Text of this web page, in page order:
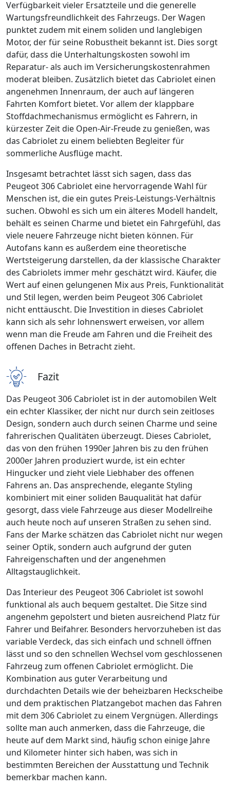
Verfügbarkeit vieler Ersatzteile und die generelle
Wartungsfreundlichkeit des Fahrzeugs. Der Wagen
punktet zudem mit einem soliden und langlebigen
Motor, der für seine Robustheit bekannt ist. Dies sorgt
dafür, dass die Unterhaltungskosten sowohl im
Reparatur- als auch im Versicherungskostenrahmen
moderat bleiben. Zusätzlich bietet das Cabriolet einen
angenehmen Innenraum, der auch auf längeren
Fahrten Komfort bietet. Vor allem der klappbare
Stoffdachmechanismus ermöglicht es Fahrern, in
kürzester Zeit die Open-Air-Freude zu genießen, was
das Cabriolet zu einem beliebten Begleiter für
sommerliche Ausflüge macht.
Insgesamt betrachtet lässt sich sagen, dass das
Peugeot 306 Cabriolet eine hervorragende Wahl für
Menschen ist, die ein gutes Preis-Leistungs-Verhältnis
suchen. Obwohl es sich um ein älteres Modell handelt,
behält es seinen Charme und bietet ein Fahrgefühl, das
viele neuere Fahrzeuge nicht bieten können. Für
Autofans kann es außerdem eine theoretische
Wertsteigerung darstellen, da der klassische Charakter
des Cabriolets immer mehr geschätzt wird. Käufer, die
Wert auf einen gelungenen Mix aus Preis, Funktionalität
und Stil legen, werden beim Peugeot 306 Cabriolet
nicht enttäuscht. Die Investition in dieses Cabriolet
kann sich als sehr lohnenswert erweisen, vor allem
wenn man die Freude am Fahren und die Freiheit des
offenen Daches in Betracht zieht.
Fazit
Das Peugeot 306 Cabriolet ist in der automobilen Welt
ein echter Klassiker, der nicht nur durch sein zeitloses
Design, sondern auch durch seinen Charme und seine
fahrerischen Qualitäten überzeugt. Dieses Cabriolet,
das von den frühen 1990er Jahren bis zu den frühen
2000er Jahren produziert wurde, ist ein echter
Hingucker und zieht viele Liebhaber des offenen
Fahrens an. Das ansprechende, elegante Styling
kombiniert mit einer soliden Bauqualität hat dafür
gesorgt, dass viele Fahrzeuge aus dieser Modellreihe
auch heute noch auf unseren Straßen zu sehen sind.
Fans der Marke schätzen das Cabriolet nicht nur wegen
seiner Optik, sondern auch aufgrund der guten
Fahreigenschaften und der angenehmen
Alltagstauglichkeit.
Das Interieur des Peugeot 306 Cabriolet ist sowohl
funktional als auch bequem gestaltet. Die Sitze sind
angenehm gepolstert und bieten ausreichend Platz für
Fahrer und Beifahrer. Besonders hervorzuheben ist das
variable Verdeck, das sich einfach und schnell öffnen
lässt und so den schnellen Wechsel vom geschlossenen
Fahrzeug zum offenen Cabriolet ermöglicht. Die
Kombination aus guter Verarbeitung und
durchdachten Details wie der beheizbaren Heckscheibe
und dem praktischen Platzangebot machen das Fahren
mit dem 306 Cabriolet zu einem Vergnügen. Allerdings
sollte man auch anmerken, dass die Fahrzeuge, die
heute auf dem Markt sind, häufig schon einige Jahre
und Kilometer hinter sich haben, was sich in
bestimmten Bereichen der Ausstattung und Technik
bemerkbar machen kann.